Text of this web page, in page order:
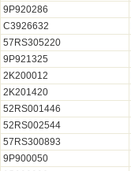
9P920286
C3926632
57RS305220
9P921325
2K200012
2K201420
52RS001446
52RS002544
57RS300893
9P900050